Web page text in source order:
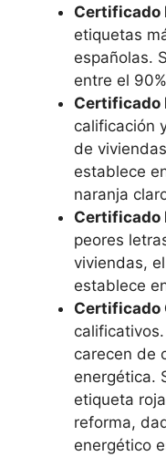
Certificado
etiquetas
españolas.
entre el
Certificado
calificación
de
establece
naranja
Certificado
peores
viviendas,
establece
Certificado
carecen de
energética.
etiqueta
reforma,
energético